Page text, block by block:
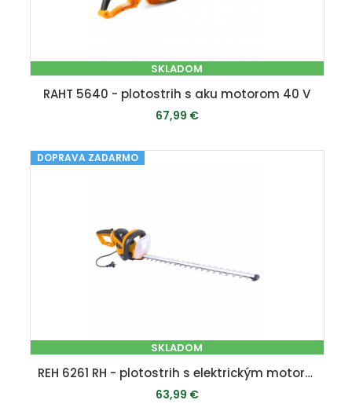
SKLADOM
RAHT 5640 - plotostrih s aku motorom 40 V
67,99 €
PRIDAŤ DO KOŠÍKA
DOPRAVA ZADARMO
SKLADOM
REH 6261 RH - plotostrih s elektrickým motorom 620 W
63,99 €